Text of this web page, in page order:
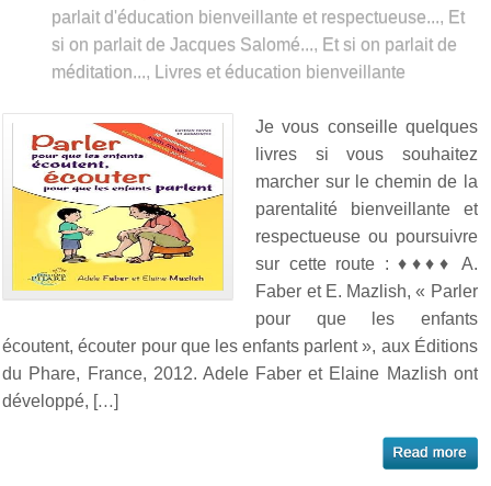
parlait d'éducation bienveillante et respectueuse..., Et
si on parlait de Jacques Salomé..., Et si on parlait de
méditation..., Livres et éducation bienveillante
Je vous conseille quelques
livres si vous souhaitez
marcher sur le chemin de la
parentalité bienveillante et
respectueuse ou poursuivre
sur cette route : ♦♦♦♦ A.
Faber et E. Mazlish, « Parler
pour que les enfants
écoutent, écouter pour que les enfants parlent », aux Éditions
du Phare, France, 2012. Adele Faber et Elaine Mazlish ont
développé, […]